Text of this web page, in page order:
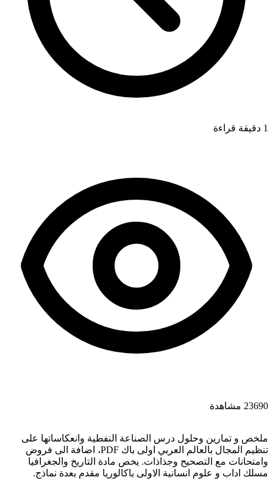
1 دقيقة قراءة
23690 مشاهدة
ملخص و تمارين وحلول درس الصناعة النفطية وانعكاساتها على
تنظيم المجال بالعالم العربي اولى باك PDF، اضافة الى فروض
وامتحانات مع التصحيح وجذاذات. يخص مادة التاريخ والجغرافيا
مسلك اداب و علوم انسانية الاولى باكالوريا مقدم بعدة نماذج.